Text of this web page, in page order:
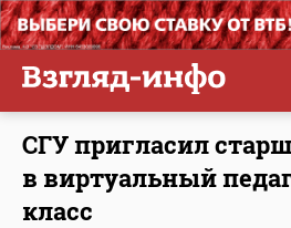
СГУ пригласил
в виртуальный
класс